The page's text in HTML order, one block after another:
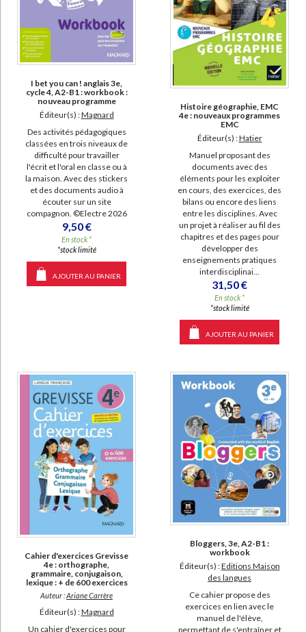
I bet you can ! anglais 3e,
cycle 4, A2-B1 : workbook :
nouveau programme
Éditeur(s) :Magnard
Des activités pédagogiques
classées en trois niveaux de
difficulté pour travailler
l'écrit et l'oral en classe ou à
la maison. Avec des stickers
et des documents audio à
écouter sur un site
compagnon. ©Electre 2026
9,50 €
En stock *
*stock limité
AJOUTER AU PANIER
Histoire géographie, EMC
4e : nouveaux programmes
EMC
Éditeur(s) :Hatier
Manuel proposant des
documents avec des
éléments pour les exploiter
en cours, des exercices, des
bilans ou encore des liens
entre les disciplines. Avec
un projet à réaliser au fil des
chapitres et des pages pour
développer des
enseignements pratiques
interdisciplinai...
31,50 €
En stock *
*stock limité
AJOUTER AU PANIER
Cahier d'exercices Grevisse
4e : orthographe,
grammaire, conjugaison,
lexique : + de 600 exercices
Auteur :Ariane Carrère
Éditeur(s) :Magnard
Un cahier d'exercices pour
Bloggers, 3e, A2-B1 :
workbook
Éditeur(s) :Editions Maison
des langues
Ce cahier propose des
exercices en lien avec le
manuel de l'élève,
permettant de s'entraîner et